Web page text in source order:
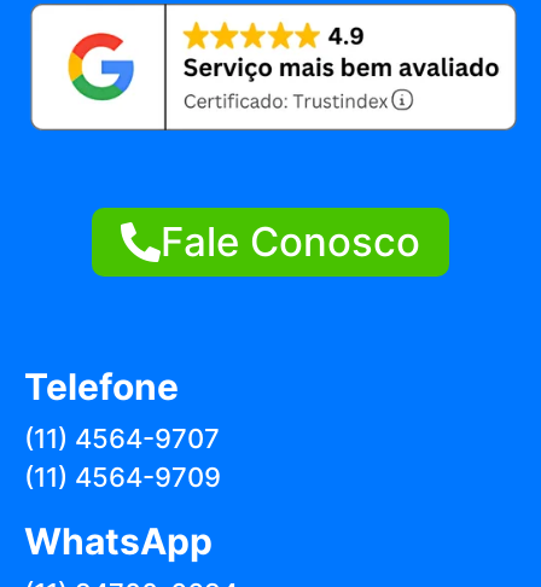
Fale Conosco
Telefone
(11) 4564-9707
(11) 4564-9709
WhatsApp